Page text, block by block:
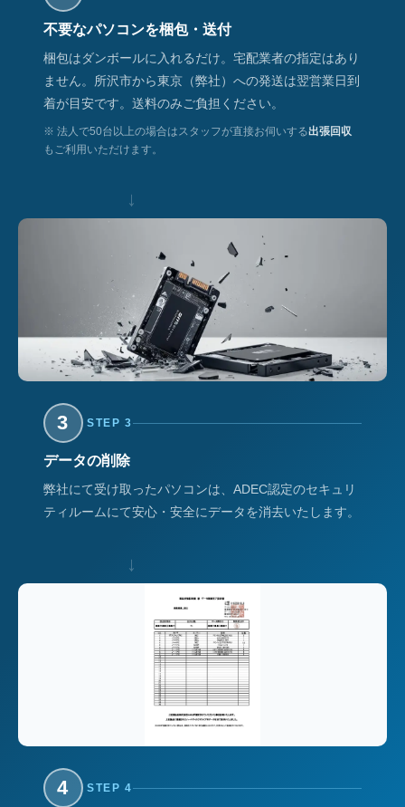
不要なパソコンを梱包・送付
梱包はダンボールに入れるだけ。宅配業者の指定はあり
ません。所沢市から東京（弊社）への発送は翌営業日到
着が目安です。送料のみご負担ください。
※ 法人で50台以上の場合はスタッフが直接お伺いする出張回収
もご利用いただけます。
↓
3 STEP 3
データの削除
弊社にて受け取ったパソコンは、ADEC認定のセキュリ
ティルームにて安心・安全にデータを消去いたします。
↓
4 STEP 4